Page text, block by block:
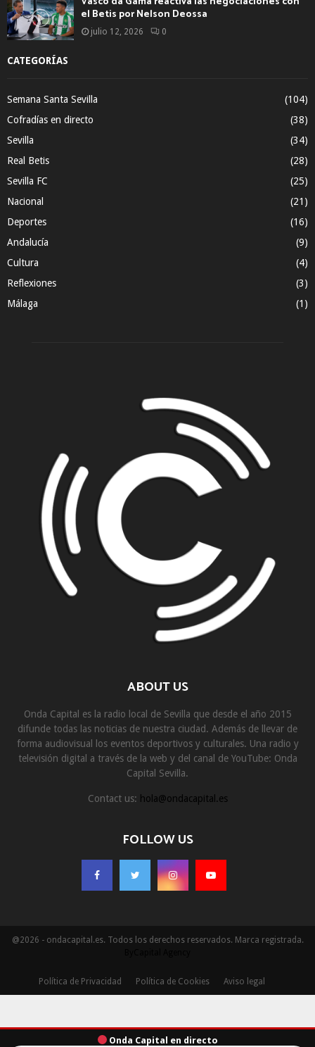
el Betis por Nelson Deossa
julio 12, 2026 0
CATEGORÍAS
Semana Santa Sevilla
(104)
Cofradías en directo
(38)
Sevilla
(34)
Real Betis
(28)
Sevilla FC
(25)
Nacional
(21)
Deportes
(16)
Andalucía
(9)
Cultura
(4)
Reflexiones
(3)
Málaga
(1)
ABOUT US
Onda Capital es la radio local de Sevilla que desde el año 2015
difunde todas las noticias de nuestra ciudad. Además de llevar de
forma audiovisual los eventos deportivos y culturales. Una radio y
televisión digital a través de la web y del canal de YouTube: Onda
Capital Sevilla.
Contact us: hola@ondacapital.es
FOLLOW US
@2026 - ondacapital.es. Todos los derechos reservados. Marca registrada.
Política de Privacidad Política de Cookies Aviso legal
Onda Capital en directo